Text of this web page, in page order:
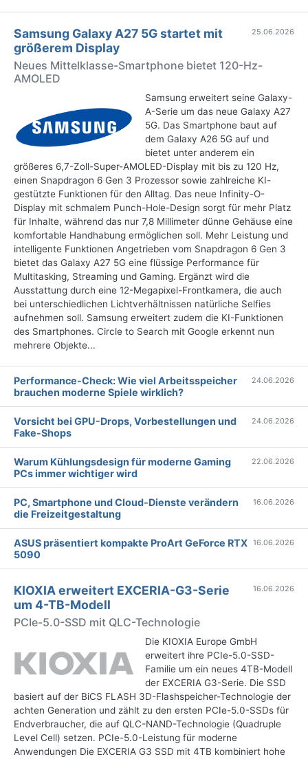
25.06.2026
Samsung Galaxy A27 5G startet mit
größerem Display
Neues Mittelklasse-Smartphone bietet 120-Hz-
AMOLED
Samsung erweitert seine Galaxy-
A-Serie um das neue Galaxy A27
5G. Das Smartphone baut auf
dem Galaxy A26 5G auf und
bietet unter anderem ein
größeres 6,7-Zoll-Super-AMOLED-Display mit bis zu 120 Hz,
einen Snapdragon 6 Gen 3 Prozessor sowie zahlreiche KI-
gestützte Funktionen für den Alltag. Das neue Infinity-O-
Display mit schmalem Punch-Hole-Design sorgt für mehr Platz
für Inhalte, während das nur 7,8 Millimeter dünne Gehäuse eine
komfortable Handhabung ermöglichen soll. Mehr Leistung und
intelligente Funktionen Angetrieben vom Snapdragon 6 Gen 3
bietet das Galaxy A27 5G eine flüssige Performance für
Multitasking, Streaming und Gaming. Ergänzt wird die
Ausstattung durch eine 12-Megapixel-Frontkamera, die auch
bei unterschiedlichen Lichtverhältnissen natürliche Selfies
aufnehmen soll. Samsung erweitert zudem die KI-Funktionen
des Smartphones. Circle to Search mit Google erkennt nun
mehrere Objekte...
Performance-Check: Wie viel Arbeitsspeicher
brauchen moderne Spiele wirklich?
24.06.2026
Vorsicht bei GPU-Drops, Vorbestellungen und
Fake-Shops
24.06.2026
Warum Kühlungsdesign für moderne Gaming
PCs immer wichtiger wird
22.06.2026
PC, Smartphone und Cloud-Dienste verändern
die Freizeitgestaltung
16.06.2026
ASUS präsentiert kompakte ProArt GeForce RTX
5090
16.06.2026
16.06.2026
KIOXIA erweitert EXCERIA-G3-Serie
um 4-TB-Modell
PCIe-5.0-SSD mit QLC-Technologie
Die KIOXIA Europe GmbH
erweitert ihre PCIe-5.0-SSD-
Familie um ein neues 4TB-Modell
der EXCERIA G3-Serie. Die SSD
basiert auf der BiCS FLASH 3D-Flashspeicher-Technologie der
achten Generation und zählt zu den ersten PCIe-5.0-SSDs für
Endverbraucher, die auf QLC-NAND-Technologie (Quadruple
Level Cell) setzen. PCIe-5.0-Leistung für moderne
Anwendungen Die EXCERIA G3 SSD mit 4TB kombiniert hohe